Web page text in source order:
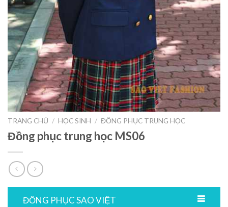
TRANG CHỦ / HỌC SINH / ĐỒNG PHỤC TRUNG HỌC
Đồng phục trung học MS06
ĐỒNG PHỤC SAO VIỆT